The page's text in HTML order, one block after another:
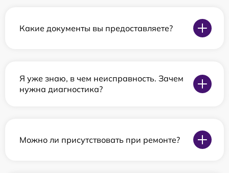
Какие документы вы предоставляете?
Я уже знаю, в чем неисправность. Зачем
нужна диагностика?
Можно ли присутствовать при ремонте?